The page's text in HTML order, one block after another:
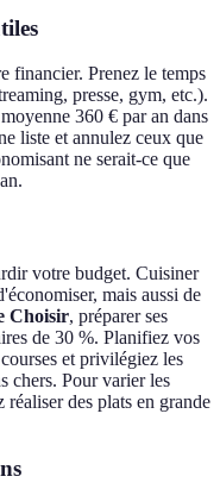
financier. Prenez le temps
presse, gym, etc.).
360 € par an dans
liste et annulez ceux que
ne serait-ce que
votre budget. Cuisiner
mais aussi de
Choisir, préparer ses
de 30 %. Planifiez vos
et privilégiez les
chers. Pour varier les
des plats en grande